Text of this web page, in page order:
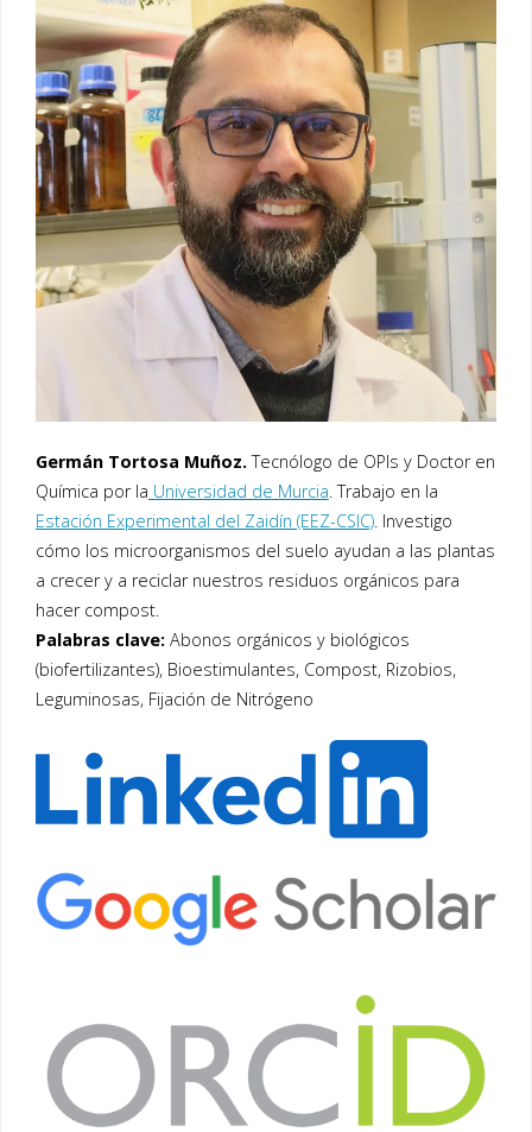
Germán Tortosa Muñoz.Tecnólogo de OPIs y Doctor en
Química por la Universidad de Murcia. Trabajo en la
Estación Experimental del Zaidín (EEZ-CSIC). Investigo
cómo los microorganismos del suelo ayudan a las plantas
a crecer y a reciclar nuestros residuos orgánicos para
hacer compost.
Palabras clave:Abonos orgánicos y biológicos
(biofertilizantes), Bioestimulantes, Compost, Rizobios,
Leguminosas, Fijación de Nitrógeno